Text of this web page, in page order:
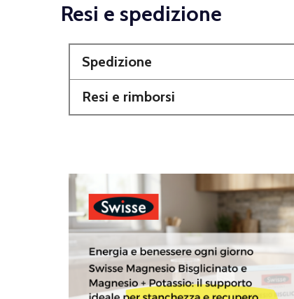
Resi e spedizione
Spedizione
Resi e rimborsi